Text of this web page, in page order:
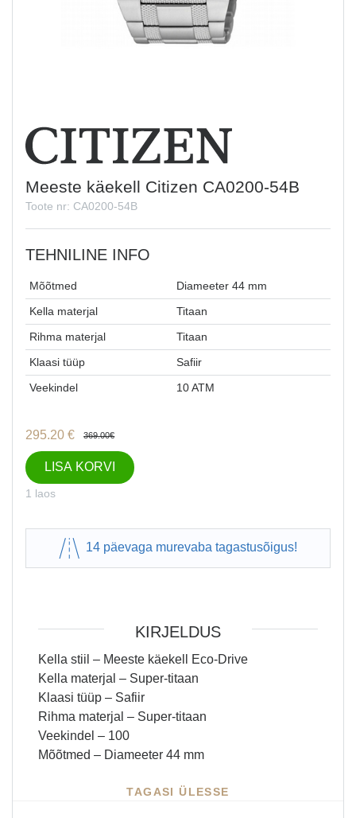
Meeste käekell Citizen CA0200-54B
Toote nr: CA0200-54B
TEHNILINE INFO
Mõõtmed
Diameeter 44 mm
Kella materjal
Titaan
Rihma materjal
Titaan
Klaasi tüüp
Safiir
Veekindel
10 ATM
369.00€
295.20 €
LISA KORVI
1 laos
14 päevaga murevaba tagastusõigus!
KIRJELDUS
Kella stiil – Meeste käekell Eco-Drive
Kella materjal – Super-titaan
Klaasi tüüp – Safiir
Rihma materjal – Super-titaan
Veekindel – 100
Mõõtmed – Diameeter 44 mm
TAGASI ÜLESSE